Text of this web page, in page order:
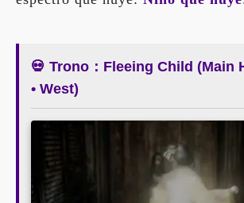
💀 Trono：Fleeing Child (Main
• West)